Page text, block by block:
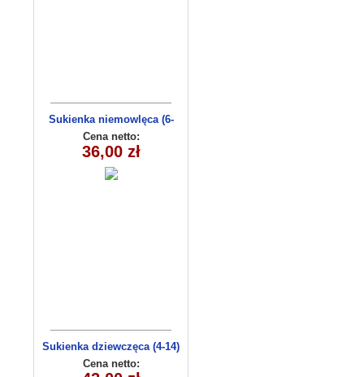
Sukienka niemowlęca (6-
36msc) C3009-1
Cena netto:
36,00 zł
Sukienka dziewczęca (4-14)
C3009
Cena netto: